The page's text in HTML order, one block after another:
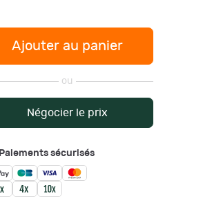
Ajouter au panier
ou
Négocier le prix
Paiements sécurisés